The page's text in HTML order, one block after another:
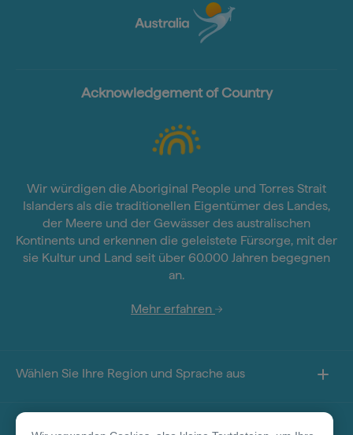
Acknowledgement of Country
Wir würdigen die Aboriginal People und Torres Strait
Islanders als die traditionellen Eigentümer des Landes,
der Meere und der Gewässer des australischen
Kontinents und erkennen die geleistete Fürsorge, mit der
sie Kultur und Land seit über 60.000 Jahren begegnen
an.
Mehr erfahren
Wählen Sie Ihre Region und Sprache aus
Sie finden uns auf